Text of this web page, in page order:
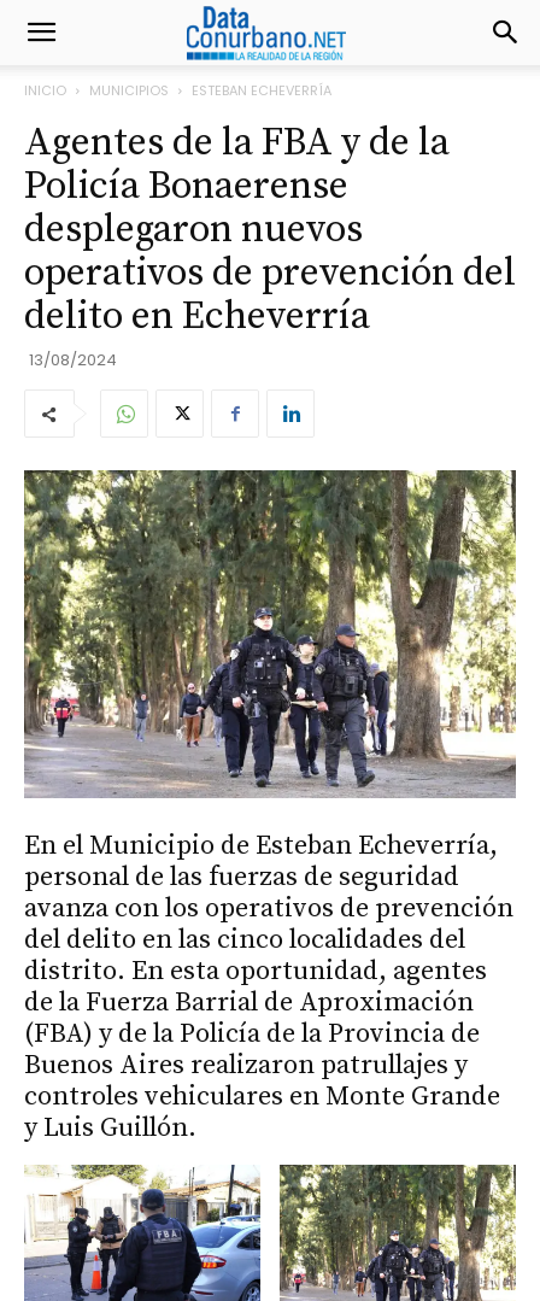
INICIO MUNICIPIOS ESTEBAN ECHEVERRÍA
Agentes de la FBA y de la
Policía Bonaerense
desplegaron nuevos
operativos de prevención del
delito en Echeverría
13/08/2024
En el Municipio de Esteban Echeverría,
personal de las fuerzas de seguridad
avanza con los operativos de prevención
del delito en las cinco localidades del
distrito. En esta oportunidad, agentes
de la Fuerza Barrial de Aproximación
(FBA) y de la Policía de la Provincia de
Buenos Aires realizaron patrullajes y
controles vehiculares en Monte Grande
y Luis Guillón.